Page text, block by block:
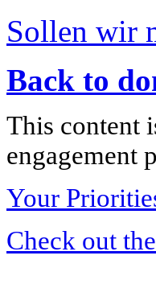
Sollen wir
Back to
This content
engagement
Your
Check out